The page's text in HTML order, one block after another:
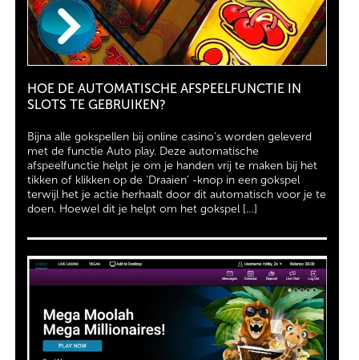
HOE DE AUTOMATISCHE AFSPEELFUNCTIE IN
SLOTS TE GEBRUIKEN?
Bijna alle gokspellen bij online casino’s worden geleverd
met de functie Auto play. Deze automatische
afspeelfunctie helpt je om je handen vrij te maken bij het
tikken of klikken op de ‘Draaien’ -knop in een gokspel
terwijl het je actie herhaalt door dit automatisch voor je te
doen. Hoewel dit je helpt om het gokspel […]